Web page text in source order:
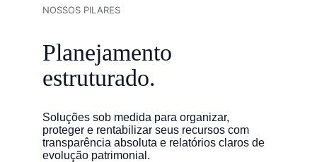
NOSSOS PILARES
Planejamento
estruturado.
Soluções sob medida para organizar,
proteger e rentabilizar seus recursos com
transparência absoluta e relatórios claros de
evolução patrimonial.